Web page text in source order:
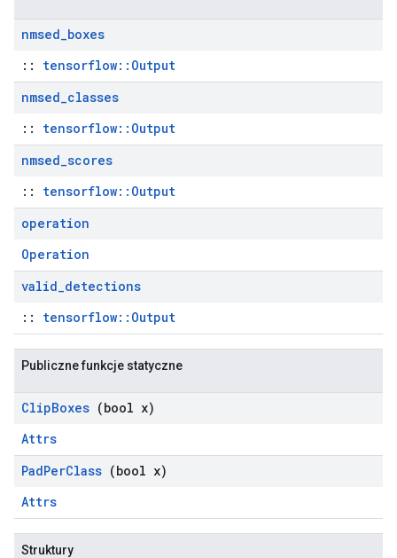
nmsed_boxes
:: tensorflow::Output
nmsed_classes
:: tensorflow::Output
nmsed_scores
:: tensorflow::Output
operation
Operation
valid_detections
:: tensorflow::Output
Publiczne funkcje statyczne
ClipBoxes (bool x)
Attrs
PadPerClass (bool x)
Attrs
Struktury